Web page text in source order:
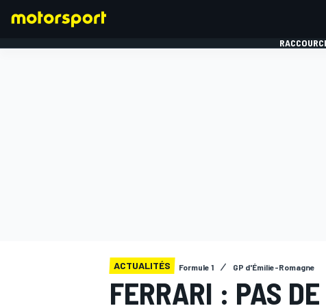
ACTUALITÉS Formule 1 GP d'Émilie-Romagne
FERRARI : PAS